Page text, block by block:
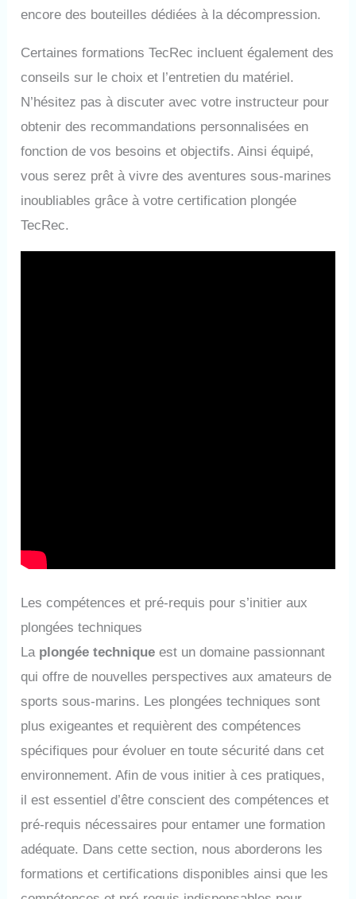
encore des bouteilles dédiées à la décompression.
Certaines formations TecRec incluent également des
conseils sur le choix et l’entretien du matériel.
N’hésitez pas à discuter avec votre instructeur pour
obtenir des recommandations personnalisées en
fonction de vos besoins et objectifs. Ainsi équipé,
vous serez prêt à vivre des aventures sous-marines
inoubliables grâce à votre certification plongée
TecRec.
Les compétences et pré-requis pour s’initier aux
plongées techniques
La plongée technique est un domaine passionnant
qui offre de nouvelles perspectives aux amateurs de
sports sous-marins. Les plongées techniques sont
plus exigeantes et requièrent des compétences
spécifiques pour évoluer en toute sécurité dans cet
environnement. Afin de vous initier à ces pratiques,
il est essentiel d’être conscient des compétences et
pré-requis nécessaires pour entamer une formation
adéquate. Dans cette section, nous aborderons les
formations et certifications disponibles ainsi que les